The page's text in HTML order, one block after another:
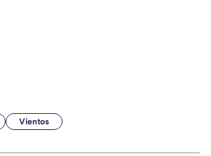
Vientos